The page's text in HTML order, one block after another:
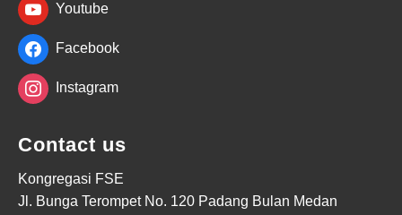
Youtube
Facebook
Instagram
Contact us
Kongregasi FSE
Jl. Bunga Terompet No. 120 Padang Bulan Medan